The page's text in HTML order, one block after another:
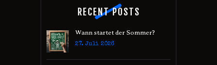
RECENT POSTS
Wann startet der Sommer?
27. Juli 2026